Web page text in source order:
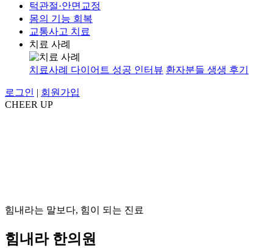
턱관절·안면교정
몸의 기능 회복
교통사고 치료
치료 사례
치료사례 다이어트 성공 인터뷰 환자분들 생생 후기
로그인 | 회원가입
CHEER UP
힘내라는 말보다, 힘이 되는 진료
힘내라 한의원